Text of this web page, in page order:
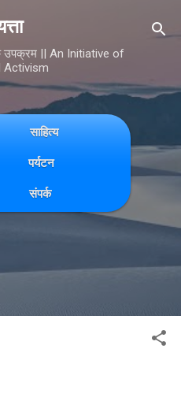
content
उपक्रम || An Initiative of
Activism
साहित्य
पर्यटन
संपर्क